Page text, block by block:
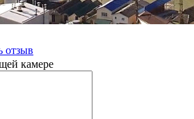
отзыв
камере